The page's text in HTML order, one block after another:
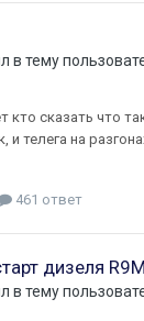
в тему
сказать что
телега на
461 ответ
дизеля
в тему